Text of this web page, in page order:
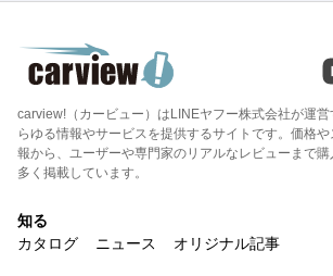
carview!（カービュー）はLINEヤフー株式会社が運
らゆる情報やサービスを提供するサイトです。価格
報から、ユーザーや専門家のリアルなレビューまで
多く掲載しています。
知る
カタログ
ニュース オリジナル記事